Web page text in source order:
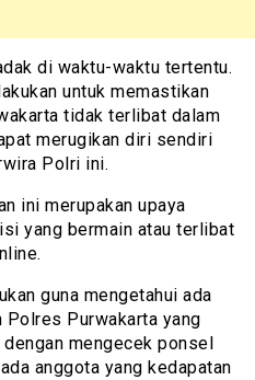
di waktu-waktu tertentu.
untuk memastikan
tidak terlibat dalam
merugikan diri sendiri
Polri ini.
ini merupakan upaya
yang bermain atau terlibat
guna mengetahui ada
Purwakarta yang
mengecek ponsel
anggota yang kedapatan